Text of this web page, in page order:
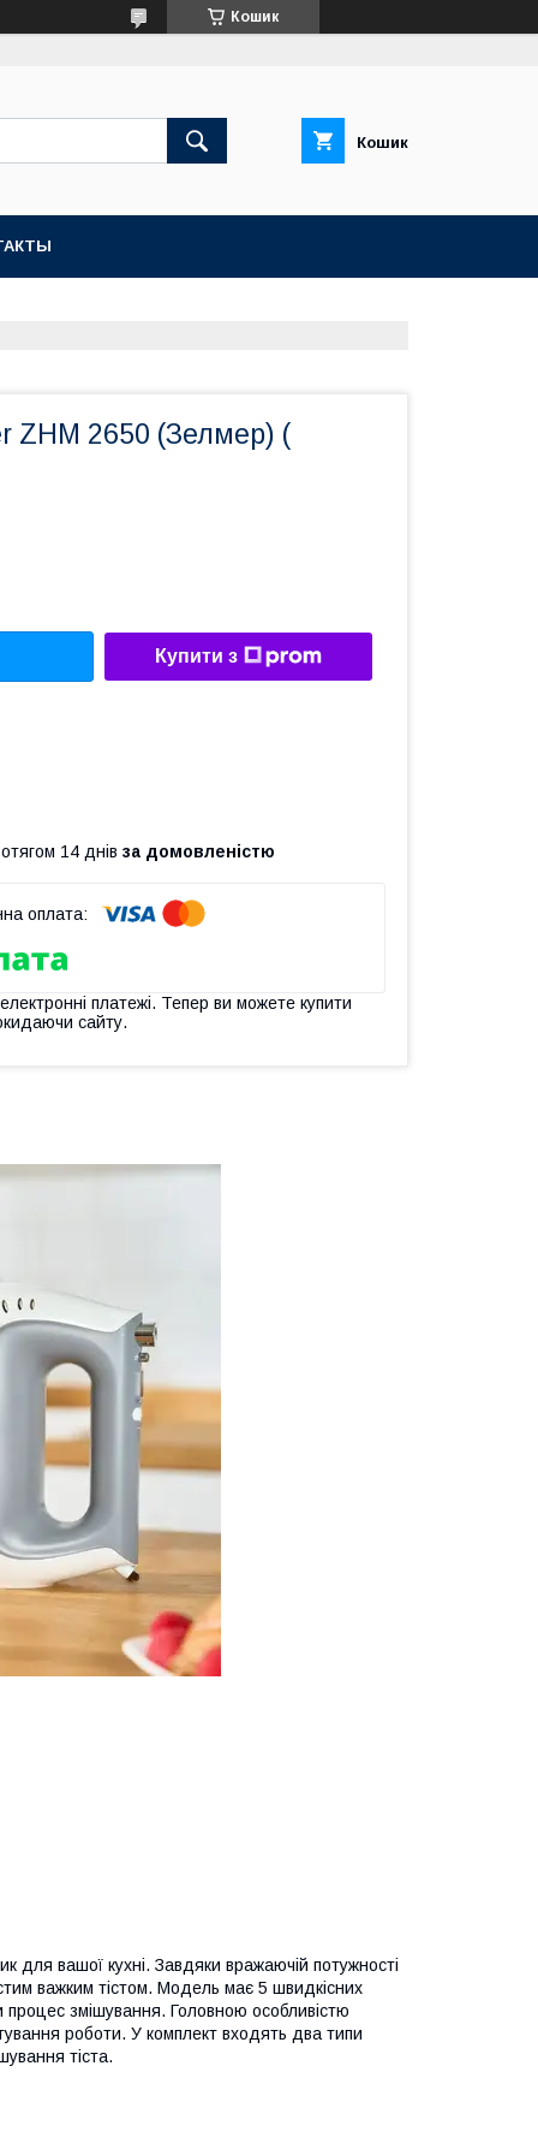
Кошик
Кошик
ZHM 2650 (Зелмер) (
Купити з
14 днів за домовленістю
платежі. Тепер ви можете купити
сайту.
для вашої кухні. Завдяки вражаючій потужності
важким тістом. Модель має 5 швидкісних
змішування. Головною особливістю
роботи. У комплект входять два типи
тіста.